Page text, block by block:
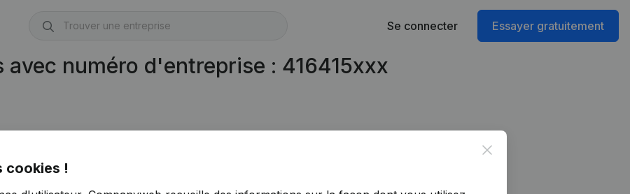
Se connecter Essayer gratuitement
numéro d'entreprise : 416415xxx
Close
cookies !